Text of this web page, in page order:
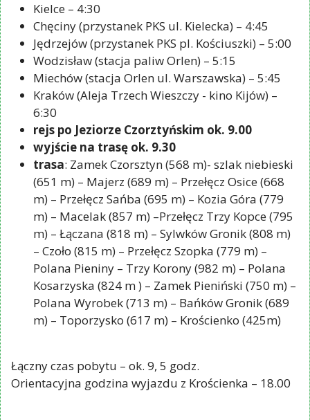
Kielce – 4:30
Chęciny (przystanek PKS ul. Kielecka) – 4:45
Jędrzejów (przystanek PKS pl. Kościuszki) – 5:00
Wodzisław (stacja paliw Orlen) – 5:15
Miechów (stacja Orlen ul. Warszawska) – 5:45
Kraków (Aleja Trzech Wieszczy - kino Kijów) –
6:30
rejs po Jeziorze Czorztyńskim ok. 9.00
wyjście na trasę ok. 9.30
trasa: Zamek Czorsztyn (568 m)- szlak niebieski
(651 m) – Majerz (689 m) – Przełęcz Osice (668
m) – Przełęcz Sańba (695 m) – Kozia Góra (779
m) – Macelak (857 m) –Przełęcz Trzy Kopce (795
m) – Łączana (818 m) – Sylwków Gronik (808 m)
– Czoło (815 m) – Przełęcz Szopka (779 m) –
Polana Pieniny – Trzy Korony (982 m) – Polana
Kosarzyska (824 m ) – Zamek Pieniński (750 m) –
Polana Wyrobek (713 m) – Bańków Gronik (689
m) – Toporzysko (617 m) – Krościenko (425m)
Łączny czas pobytu – ok. 9, 5 godz.
Orientacyjna godzina wyjazdu z Krościenka – 18.00